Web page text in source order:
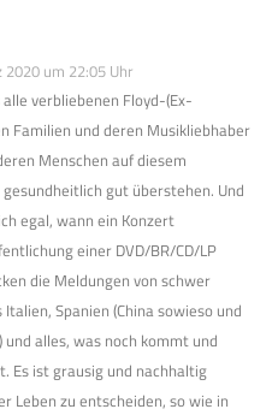
2020 um 22:05 Uhr
verbliebenen Floyd-(Ex-
Familien und deren Musikliebhaber
Menschen auf diesem
gut überstehen. Und
egal, wann ein Konzert
einer DVD/BR/CD/LP
die Meldungen von schwer
Spanien (China sowieso und
alles, was noch kommt und
Es ist grausig und nachhaltig
Leben zu entscheiden, so wie in